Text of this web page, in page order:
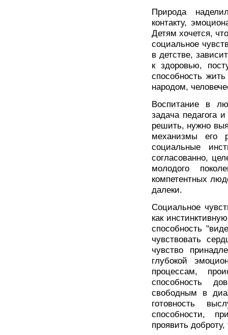
Природа
контакту,
Детям хочется,
социальное
в детстве,
к здоровью,
способность
народом,
Воспитание в
задача педагога
решить, нужно
механизмы его
социальные
согласованно,
молодого
компетентных
далеки.
Социальное
как
способность
чувствовать
чувство
глубокой
процессам,
способность
свободным в
готовность
способности,
проявить